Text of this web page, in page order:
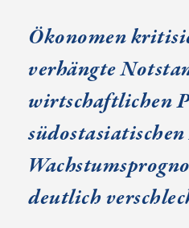
Ökonomen
verhängte
wirtschaftlichen
deutlich